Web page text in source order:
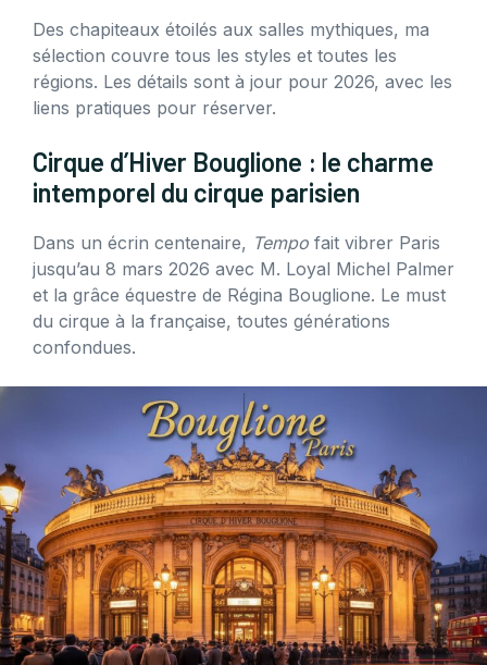
Des chapiteaux étoilés aux salles mythiques, ma
sélection couvre tous les styles et toutes les
régions. Les détails sont à jour pour 2026, avec les
liens pratiques pour réserver.
Cirque d’Hiver Bouglione : le charme
intemporel du cirque parisien
Dans un écrin centenaire, Tempo fait vibrer Paris
jusqu’au 8 mars 2026 avec M. Loyal Michel Palmer
et la grâce équestre de Régina Bouglione. Le must
du cirque à la française, toutes générations
confondues.